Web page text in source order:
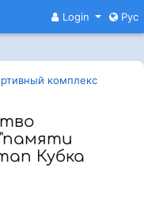
Login Рус
комплекс
Кубка